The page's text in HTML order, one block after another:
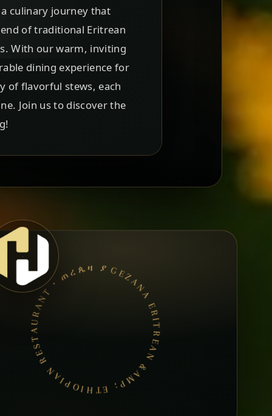
culinary journey that
of traditional Eritrean
With our warm, inviting
dining experience for
of flavorful stews, each
Join us to discover the
GEZANA ERITREAN &AMP; ETHIOPIAN RESTAURANT • ጠረጴዛ ያስያዙ • የኢትዮጵያና የኤርትራ ምግብ •